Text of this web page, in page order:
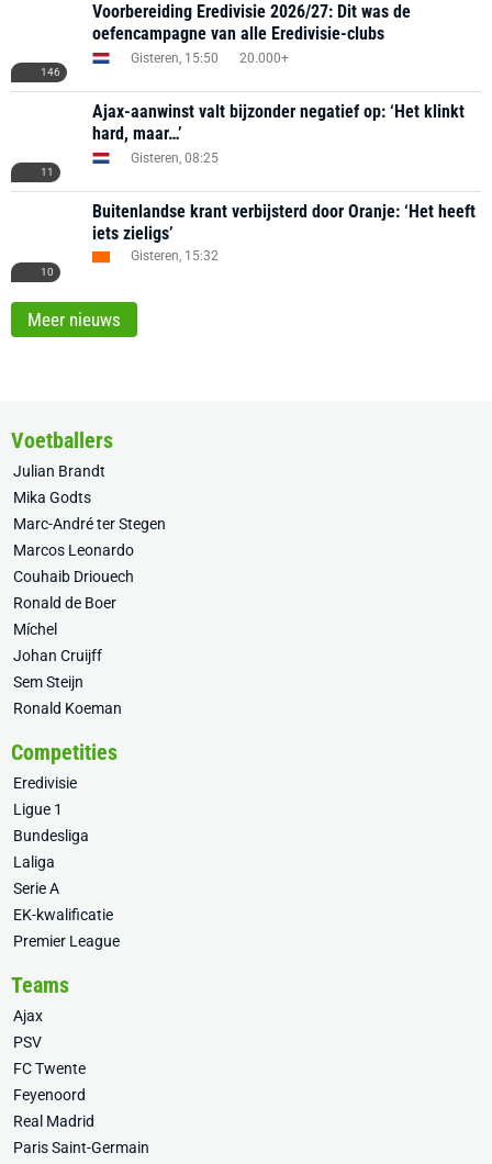
146
Voorbereiding Eredivisie 2026/27: Dit was de
oefencampagne van alle Eredivisie-clubs
Gisteren, 15:50 20.000+
11
Ajax-aanwinst valt bijzonder negatief op: ‘Het klinkt
hard, maar…’
Gisteren, 08:25
10
Buitenlandse krant verbijsterd door Oranje: ‘Het heeft
iets zieligs’
Gisteren, 15:32
Meer nieuws
Voetballers
Julian Brandt
Mika Godts
Marc-André ter Stegen
Marcos Leonardo
Couhaib Driouech
Ronald de Boer
Míchel
Johan Cruijff
Sem Steijn
Ronald Koeman
Competities
Eredivisie
Ligue 1
Bundesliga
Laliga
Serie A
EK-kwalificatie
Premier League
Teams
Ajax
PSV
FC Twente
Feyenoord
Real Madrid
Paris Saint-Germain